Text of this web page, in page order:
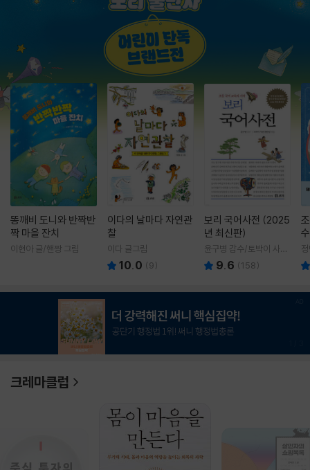
똥깨비 도니와 반짝반
짝 마을 잔치
이현아 글/핸짱 그림
이다의 날마다 자연관
찰
이다 글그림
10.0 (9)
보리 국어사전 (2025
년 최신판)
윤구병 감수/토박이 사전
편찬실 편
9.6 (158)
크레마클럽